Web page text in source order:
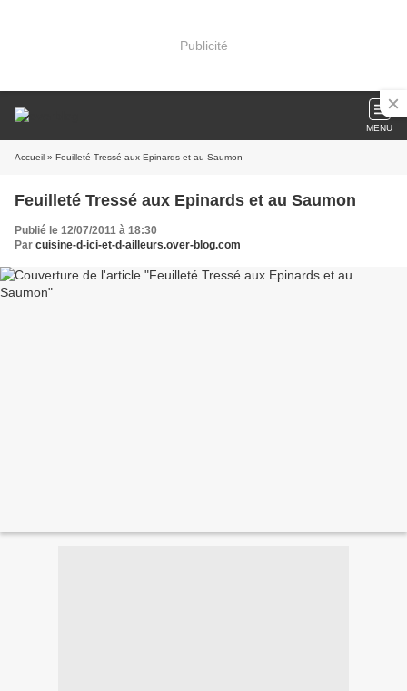
Publicité
MENU
Accueil » Feuilleté Tressé aux Epinards et au Saumon
Feuilleté Tressé aux Epinards et au Saumon
Publié le 12/07/2011 à 18:30
Par cuisine-d-ici-et-d-ailleurs.over-blog.com